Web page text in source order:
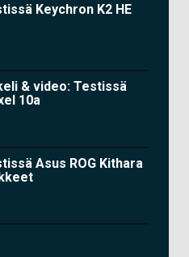
Keychron K2 HE
& video: Testissä
10a
Asus ROG Kithara